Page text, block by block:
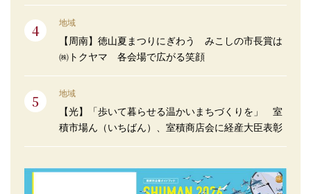
地域
【周南】徳山夏まつりにぎわう みこしの市長賞は
㈱トクヤマ 各会場で広がる笑顔
地域
【光】「歩いて暮らせる温かいまちづくりを」 室
積市場ん（いちばん）、室積商店会に経産大臣表彰